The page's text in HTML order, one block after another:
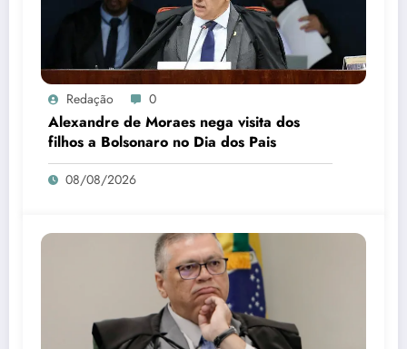
Redação 0
Alexandre de Moraes nega visita dos
filhos a Bolsonaro no Dia dos Pais
08/08/2026